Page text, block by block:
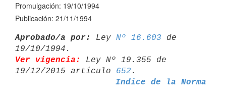
Promulgación: 19/10/1994
Publicación: 21/11/1994
Aprobado/a por: Ley Nº 16.603 de
Ver vigencia:
Ley Nº 19.355 de
19/12/2015 artículo 652
Indice de la Norma